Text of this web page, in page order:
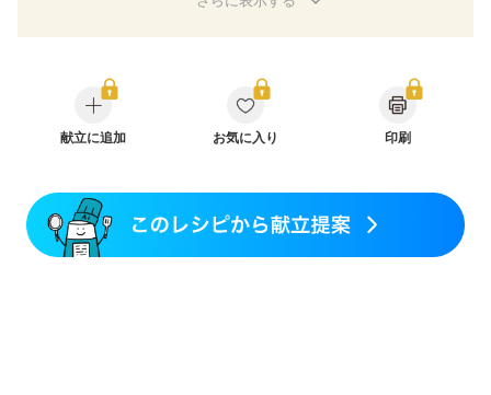
狭心症 心筋梗塞
CKD（ステージ１）
CKD（ステージ２）
CKD（ステージ３a）
乳がん（抗がん剤治療中）
乳がん（ホルモン療法中）
乳がん（放射線治療中）
関節リウマチ
献立に追加 お気に入り 印刷